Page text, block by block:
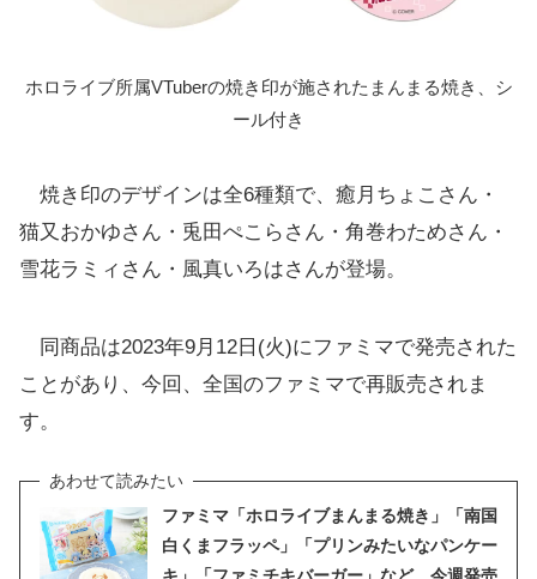
ホロライブ所属VTuberの焼き印が施されたまんまる焼き、シ
ール付き
焼き印のデザインは全6種類で、癒月ちょこさん・
猫又おかゆさん・兎田ぺこらさん・角巻わためさん・
雪花ラミィさん・風真いろはさんが登場。
同商品は2023年9月12日(火)にファミマで発売された
ことがあり、今回、全国のファミマで再販売されま
す。
ファミマ「ホロライブまんまる焼き」「南国
白くまフラッペ」「プリンみたいなパンケー
キ」「ファミチキバーガー」など、今週発売